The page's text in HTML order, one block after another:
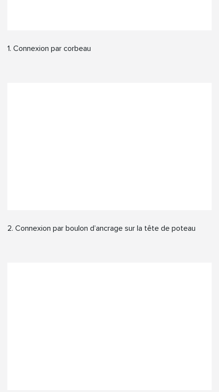
1. Connexion par corbeau
2. Connexion par boulon d’ancrage sur la tête de poteau